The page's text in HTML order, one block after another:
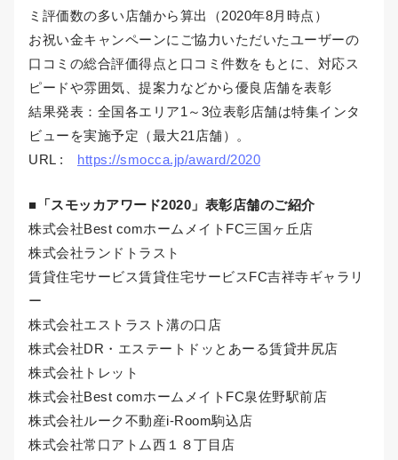
ミ評価数の多い店舗から算出（2020年8月時点）
お祝い金キャンペーンにご協力いただいたユーザーの
口コミの総合評価得点と口コミ件数をもとに、対応ス
ピードや雰囲気、提案力などから優良店舗を表彰
結果発表：全国各エリア1～3位表彰店舗は特集インタ
ビューを実施予定（最大21店舗）。
URL : https://smocca.jp/award/2020
■「スモッカアワード2020」表彰店舗のご紹介
株式会社Best comホームメイトFC三国ヶ丘店
株式会社ランドトラスト
賃貸住宅サービス賃貸住宅サービスFC吉祥寺ギャラリ
ー
株式会社エストラスト溝の口店
株式会社DR・エステートドッとあーる賃貸井尻店
株式会社トレット
株式会社Best comホームメイトFC泉佐野駅前店
株式会社ルーク不動産i-Room駒込店
株式会社常口アトム西１８丁目店